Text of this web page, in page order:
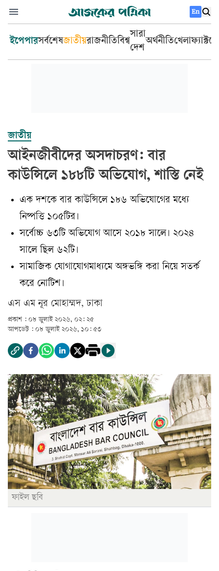
En
ইপেপারসর্বশেষজাতীয়রাজনীতিবিশ্ব
সারা
দেশ
অর্থনীতিখেলা
জাতীয়
আইনজীবীদের অসদাচরণ: বার
কাউন্সিলে ১৮৮টি অভিযোগ, শাস্তি নেই
এক দশকে বার কাউন্সিলে ১৮৬ অভিযোগের মধ্যে
নিষ্পত্তি ১০৫টির।
সর্বোচ্চ ৬৩টি অভিযোগ আসে ২০১৮ সালে। ২০২৪
সালে ছিল ৬২টি।
সামাজিক যোগাযোগমাধ্যমে অঙ্গভঙ্গি করা নিয়ে সতর্ক
করে নোটিশ।
এস এম নূর মোহাম্মদ, ঢাকা
প্রকাশ : ০৮ জুলাই ২০২৬, ০২: ২৫
আপডেট : ০৮ জুলাই ২০২৬, ১০: ৫৩
ফাইল ছবি